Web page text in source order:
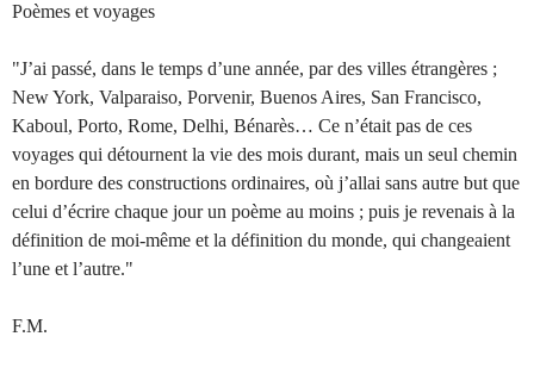
Poèmes et voyages
"J’ai passé, dans le temps d’une année, par des villes étrangères ;
New York, Valparaiso, Porvenir, Buenos Aires, San Francisco,
Kaboul, Porto, Rome, Delhi, Bénarès… Ce n’était pas de ces
voyages qui détournent la vie des mois durant, mais un seul chemin
en bordure des constructions ordinaires, où j’allai sans autre but que
celui d’écrire chaque jour un poème au moins ; puis je revenais à la
définition de moi-même et la définition du monde, qui changeaient
l’une et l’autre."
F.M.